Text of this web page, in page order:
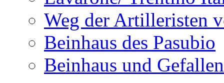
Weg der Artilleristen
Beinhaus des Pasubio
Beinhaus und